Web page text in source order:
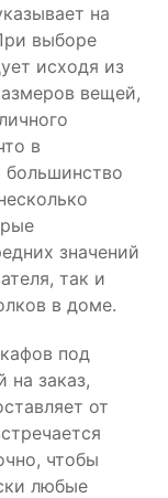
на
выборе
исходя из
вещей,
в
значений
так и
в доме.
под
на заказ,
от
чтобы
любые